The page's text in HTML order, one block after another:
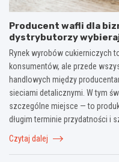
Producent wafli dla
dystrybutorzy
Rynek wyrobów cukierniczych
konsumentów, ale przede
handlowych między
sieciami detalicznymi. W tym
szczególne miejsce — to
długim terminie przydatności i
Czytaj dalej